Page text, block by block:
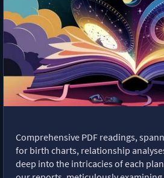
Comprehensive PDF readings,
for birth charts, relationship
deep into the intricacies of each